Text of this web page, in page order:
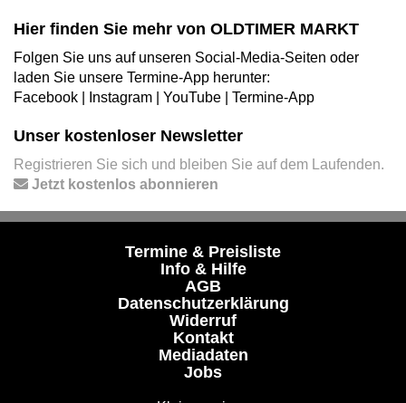
Hier finden Sie mehr von OLDTIMER MARKT
Folgen Sie uns auf unseren Social-Media-Seiten oder
laden Sie unsere Termine-App herunter:
Facebook
Instagram YouTube Termine-App
Unser kostenloser Newsletter
Registrieren Sie sich und bleiben Sie auf dem Laufenden.
Jetzt kostenlos abonnieren
Termine & Preisliste
Info & Hilfe
AGB
Datenschutzerklärung
Widerruf
Kontakt
Mediadaten
Jobs